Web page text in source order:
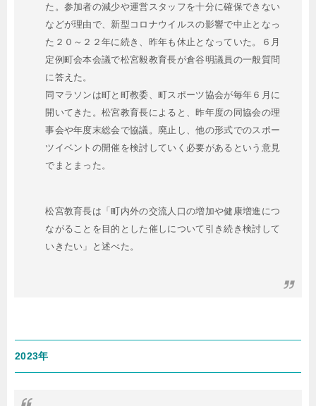
た。参加者の減少や運営スタッフを十分に確保できない
などが理由で、新型コロナウイルスの影響で中止となっ
た２０～２２年に続き、昨年も休止となっていた。６月
定例町会本会議で松宮毅教育長が倉谷明議員の一般質問
に答えた。
同マラソンは町と町教委、町スポーツ協会が毎年６月に
開いてきた。松宮教育長によると、昨年度の同協会の理
事会や年度末総会で協議。廃止し、他の形式でのスポー
ツイベントの開催を検討していく必要があるという意見
でまとまった。
松宮教育長は「町内外の交流人口の増加や健康増進につ
ながることを目的とした催しについて引き続き検討して
いきたい」と述べた。
2023年